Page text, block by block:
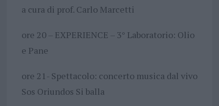
a cura di prof. Carlo Marcetti
ore 20 – EXPERIENCE – 3° Laboratorio: Olio
e Pane
ore 21- Spettacolo: concerto musica dal vivo
Sos Oriundos Si balla